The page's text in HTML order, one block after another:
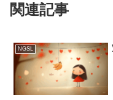
関連記事
NGSL